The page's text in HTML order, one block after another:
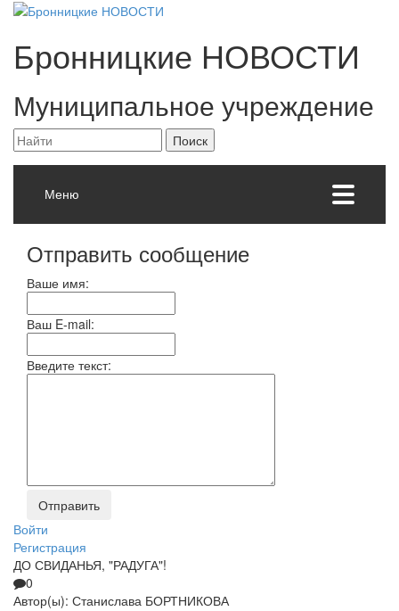
Бронницкие НОВОСТИ
Муниципальное учреждение
Меню
Отправить сообщение
Ваше имя:
Ваш E-mail:
Введите текст:
Войти
Регистрация
ДО СВИДАНЬЯ, "РАДУГА"!
0
Автор(ы): Станислава БОРТНИКОВА